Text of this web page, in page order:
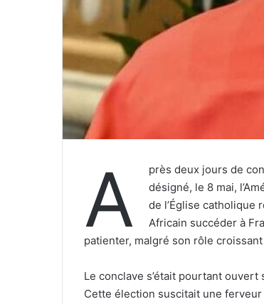
A
près deux jours de
désigné, le 8 mai,
de l’Église catholique
Africain succéder à
patienter, malgré son rôle
Le conclave s’était pourtant
Cette élection suscitait une